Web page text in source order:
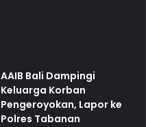
AAIB Bali Dampingi
Keluarga Korban
Pengeroyokan, Lapor ke
Polres Tabanan